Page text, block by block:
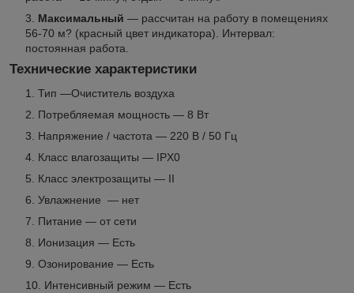
Максимальный — рассчитан на работу в помещениях
56-70 м? (красный цвет индикатора). Интервал:
постоянная работа.
Технические характеристики
Тип —Очиститель воздуха
Потребляемая мощность — 8 Вт
Напряжение / частота — 220 В / 50 Гц
Класс влагозащиты — IPX0
Класс электрозащиты — II
Увлажнение — нет
Питание — от сети
Ионизация — Есть
Озонирование — Есть
Интенсивный режим — Есть